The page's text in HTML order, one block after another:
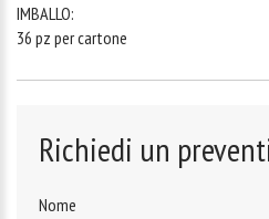
IMBALLO:
36 pz per cartone
Richiedi un
Nome